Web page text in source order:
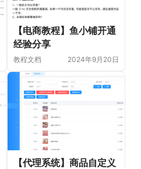
【电商教程】鱼小铺开通
经验分享
教程文档 2024年9月20日
【代理系统】商品自定义